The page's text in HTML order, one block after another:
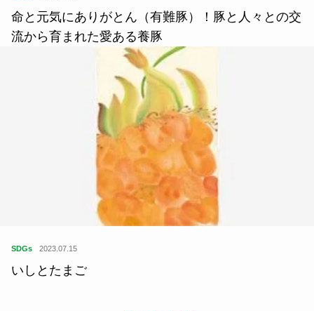
命と元気にありがとん（有難豚）！豚と人々との交
流から育まれた愛ある養豚
SDGs 2023.07.15
いしとたまご